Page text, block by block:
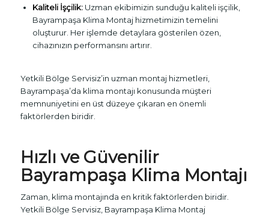
Kaliteli İşçilik:Uzman ekibimizin sunduğu kaliteli işçilik,
Bayrampaşa Klima Montaj hizmetimizin temelini
oluşturur. Her işlemde detaylara gösterilen özen,
cihazınızın performansını artırır.
Yetkili Bölge Servisiz’in uzman montaj hizmetleri,
Bayrampaşa’da klima montajı konusunda müşteri
memnuniyetini en üst düzeye çıkaran en önemli
faktörlerden biridir.
Hızlı ve Güvenilir
Bayrampaşa Klima Montajı
Zaman, klima montajında en kritik faktörlerden biridir.
Yetkili Bölge Servisiz, Bayrampaşa Klima Montaj